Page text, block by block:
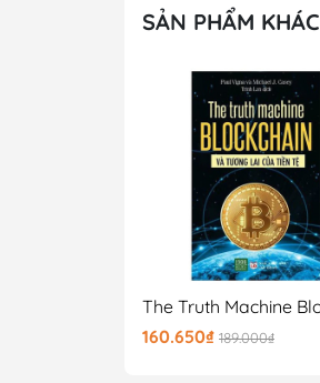
SẢN PHẨM KHÁC
160.650₫ 189.000₫